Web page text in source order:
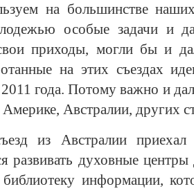
на большинстве
особые задачи и
приходы, могли бы и
на этих съездах
года. Потому важно и
Австралии, других
из Австралии
развивать духовные
информации,